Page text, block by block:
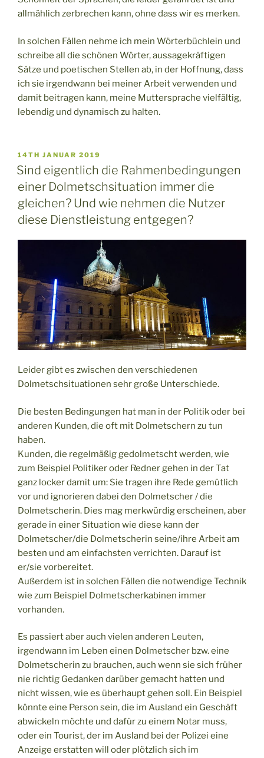
allmählich zerbrechen kann, ohne dass wir es merken.
In solchen Fällen nehme ich mein Wörterbüchlein und
schreibe all die schönen Wörter, aussagekräftigen
Sätze und poetischen Stellen ab, in der Hoffnung, dass
ich sie irgendwann bei meiner Arbeit verwenden und
damit beitragen kann, meine Muttersprache vielfältig,
lebendig und dynamisch zu halten.
VERÖFFENTLICHT
AM
14TH JANUAR 2019
Sind eigentlich die Rahmenbedingungen
einer Dolmetschsituation immer die
gleichen? Und wie nehmen die Nutzer
diese Dienstleistung entgegen?
Leider gibt es zwischen den verschiedenen
Dolmetschsituationen sehr große Unterschiede.
Die besten Bedingungen hat man in der Politik oder bei
anderen Kunden, die oft mit Dolmetschern zu tun
haben.
Kunden, die regelmäßig gedolmetscht werden, wie
zum Beispiel Politiker oder Redner gehen in der Tat
ganz locker damit um: Sie tragen ihre Rede gemütlich
vor und ignorieren dabei den Dolmetscher / die
Dolmetscherin. Dies mag merkwürdig erscheinen, aber
gerade in einer Situation wie diese kann der
Dolmetscher/die Dolmetscherin seine/ihre Arbeit am
besten und am einfachsten verrichten. Darauf ist
er/sie vorbereitet.
Außerdem ist in solchen Fällen die notwendige Technik
wie zum Beispiel Dolmetscherkabinen immer
vorhanden.
Es passiert aber auch vielen anderen Leuten,
irgendwann im Leben einen Dolmetscher bzw. eine
Dolmetscherin zu brauchen, auch wenn sie sich früher
nie richtig Gedanken darüber gemacht hatten und
nicht wissen, wie es überhaupt gehen soll. Ein Beispiel
könnte eine Person sein, die im Ausland ein Geschäft
abwickeln möchte und dafür zu einem Notar muss,
oder ein Tourist, der im Ausland bei der Polizei eine
Anzeige erstatten will oder plötzlich sich im